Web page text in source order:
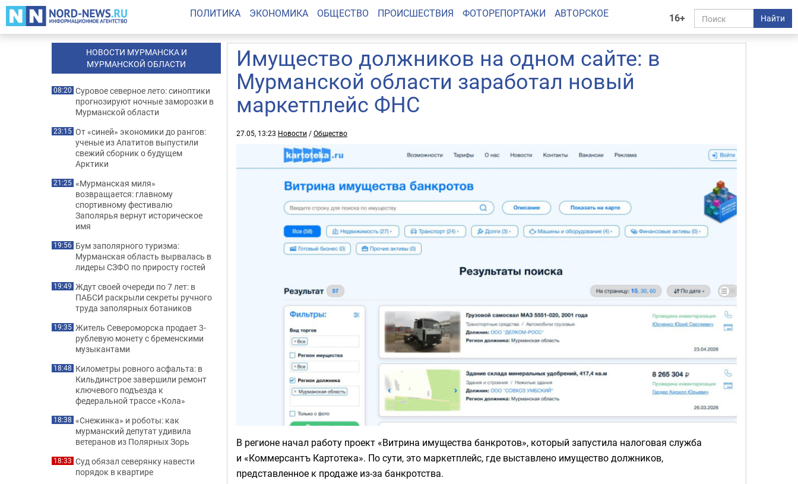
16+ Найти
ПОЛИТИКА ЭКОНОМИКА ОБЩЕСТВО ПРОИСШЕСТВИЯ ФОТОРЕПОРТАЖИ АВТОРСКОЕ
Имущество должников на одном сайте: в
Мурманской области заработал новый
маркетплейс ФНС
27.05, 13:23 Новости /Общество
В регионе начал работу проект «Витрина имущества банкротов», который запустила налоговая служба
и «Коммерсантъ Картотека». По сути, это маркетплейс, где выставлено имущество должников,
представленное к продаже из-за банкротства.
НОВОСТИ МУРМАНСКА И
МУРМАНСКОЙ ОБЛАСТИ
08:20 Суровое северное лето: синоптики
прогнозируют ночные заморозки в
Мурманской области
23:15 От «синей» экономики до рангов:
ученые из Апатитов выпустили
свежий сборник о будущем
Арктики
21:25 «Мурманская миля»
возвращается: главному
спортивному фестивалю
Заполярья вернут историческое
имя
19:56 Бум заполярного туризма:
Мурманская область вырвалась в
лидеры СЗФО по приросту гостей
19:49 Ждут своей очереди по 7 лет: в
ПАБСИ раскрыли секреты ручного
труда заполярных ботаников
19:35 Житель Североморска продает 3-
рублевую монету с бременскими
музыкантами
18:48 Километры ровного асфальта: в
Кильдинстрое завершили ремонт
ключевого подъезда к
федеральной трассе «Кола»
18:38 «Снежинка» и роботы: как
мурманский депутат удивила
ветеранов из Полярных Зорь
18:33 Суд обязал северянку навести
порядок в квартире